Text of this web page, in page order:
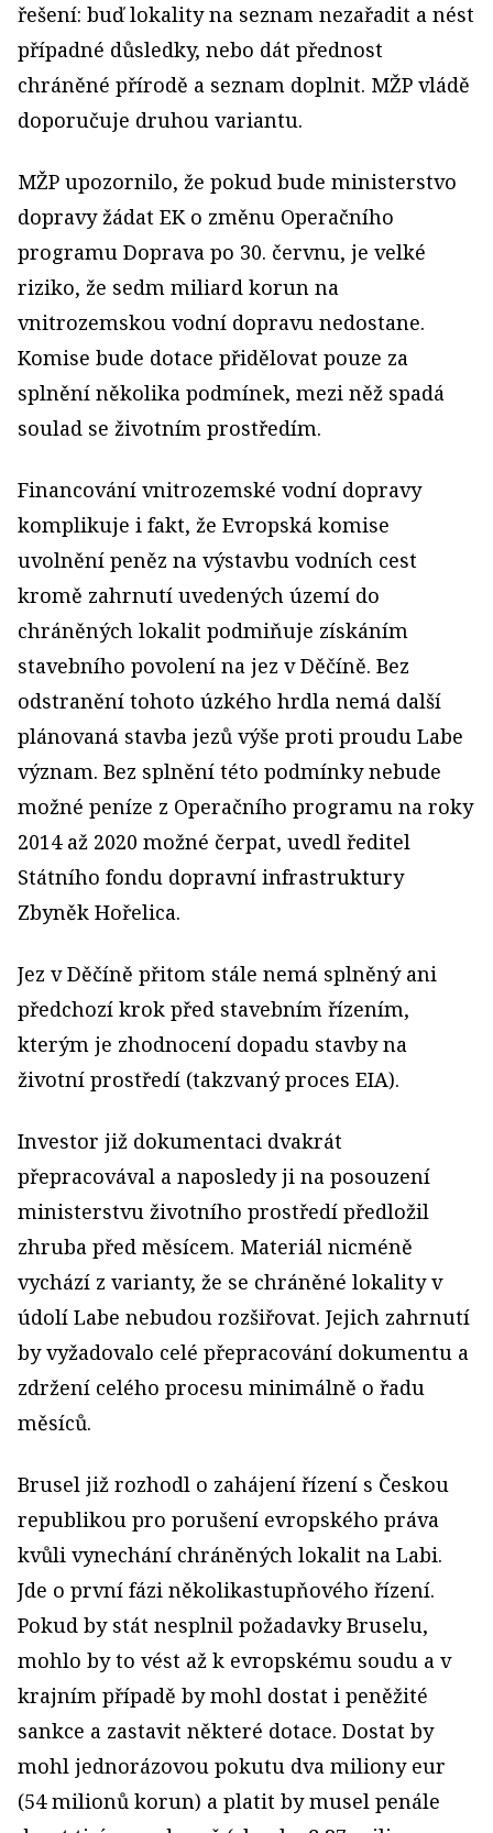
řešení: buď lokality na seznam nezařadit a nést
případné důsledky, nebo dát přednost
chráněné přírodě a seznam doplnit. MŽP vládě
doporučuje druhou variantu.
MŽP upozornilo, že pokud bude ministerstvo
dopravy žádat EK o změnu Operačního
programu Doprava po 30. červnu, je velké
riziko, že sedm miliard korun na
vnitrozemskou vodní dopravu nedostane.
Komise bude dotace přidělovat pouze za
splnění několika podmínek, mezi něž spadá
soulad se životním prostředím.
Financování vnitrozemské vodní dopravy
komplikuje i fakt, že Evropská komise
uvolnění peněz na výstavbu vodních cest
kromě zahrnutí uvedených území do
chráněných lokalit podmiňuje získáním
stavebního povolení na jez v Děčíně. Bez
odstranění tohoto úzkého hrdla nemá další
plánovaná stavba jezů výše proti proudu Labe
význam. Bez splnění této podmínky nebude
možné peníze z Operačního programu na roky
2014 až 2020 možné čerpat, uvedl ředitel
Státního fondu dopravní infrastruktury
Zbyněk Hořelica.
Jez v Děčíně přitom stále nemá splněný ani
předchozí krok před stavebním řízením,
kterým je zhodnocení dopadu stavby na
životní prostředí (takzvaný proces EIA).
Investor již dokumentaci dvakrát
přepracovával a naposledy ji na posouzení
ministerstvu životního prostředí předložil
zhruba před měsícem. Materiál nicméně
vychází z varianty, že se chráněné lokality v
údolí Labe nebudou rozšiřovat. Jejich zahrnutí
by vyžadovalo celé přepracování dokumentu a
zdržení celého procesu minimálně o řadu
měsíců.
Brusel již rozhodl o zahájení řízení s Českou
republikou pro porušení evropského práva
kvůli vynechání chráněných lokalit na Labi.
Jde o první fázi několikastupňového řízení.
Pokud by stát nesplnil požadavky Bruselu,
mohlo by to vést až k evropskému soudu a v
krajním případě by mohl dostat i peněžité
sankce a zastavit některé dotace. Dostat by
mohl jednorázovou pokutu dva miliony eur
(54 milionů korun) a platit by musel penále